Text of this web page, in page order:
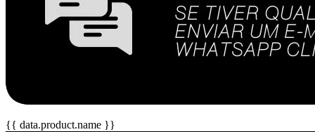
{{ data.product.name }}